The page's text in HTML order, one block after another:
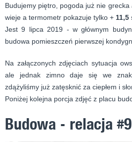
Budujemy piętro, pogoda już nie
wieje a termometr pokazuje tylko + 11,5
Jest 9 lipca 2019 - w głównym
budowa pomieszczeń pierwszej
Na załączonych zdjęciach sytuacja
ale jednak zimno daje się we znaki
zdążyliśmy już zatęsknić za ciepłem i
Poniżej kolejna porcja zdjęć z placu
Budowa - relacja #9